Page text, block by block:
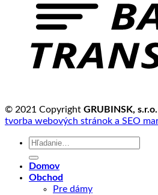
© 2021 Copyright GRUBINSK, s.r.o.
tvorba webových stránok a SEO
Hľadať:
Domov
Obchod
Pre dámy